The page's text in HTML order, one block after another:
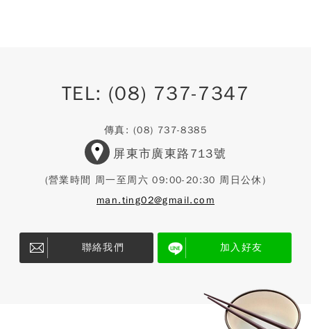
TEL: (08) 737-7347
傳真: (08) 737-8385
屏東市廣東路713號
(營業時間 周一至周六 09:00-20:30 周日公休)
man.ting02@gmail.com
聯絡我們 加入好友